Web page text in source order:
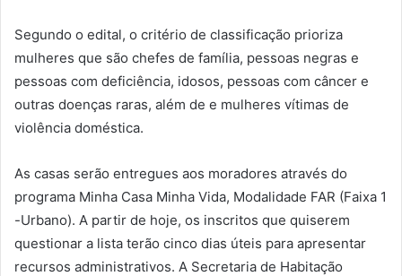
Segundo o edital, o critério de classificação prioriza
mulheres que são chefes de família, pessoas negras e
pessoas com deficiência, idosos, pessoas com câncer e
outras doenças raras, além de e mulheres vítimas de
violência doméstica.
As casas serão entregues aos moradores através do
programa Minha Casa Minha Vida, Modalidade FAR (Faixa 1
-Urbano). A partir de hoje, os inscritos que quiserem
questionar a lista terão cinco dias úteis para apresentar
recursos administrativos. A Secretaria de Habitação